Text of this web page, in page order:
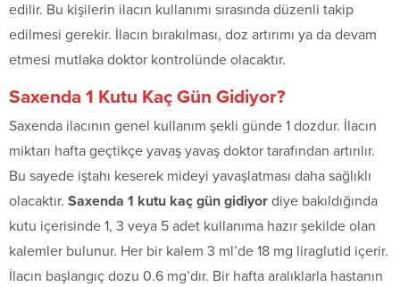
edilir. Bu kişilerin ilacın kullanımı sırasında düzenli takip
edilmesi gerekir. İlacın bırakılması, doz artırımı ya da devam
etmesi mutlaka doktor kontrolünde olacaktır.
Saxenda 1 Kutu Kaç Gün Gidiyor?
Saxenda ilacının genel kullanım şekli günde 1 dozdur. İlacın
miktarı hafta geçtikçe yavaş yavaş doktor tarafından artırılır.
Bu sayede iştahı keserek mideyi yavaşlatması daha sağlıklı
olacaktır. Saxenda 1 kutu kaç gün gidiyor diye bakıldığında
kutu içerisinde 1, 3 veya 5 adet kullanıma hazır şekilde olan
kalemler bulunur. Her bir kalem 3 ml’de 18 mg liraglutid içerir.
İlacın başlangıç dozu 0.6 mg’dır. Bir hafta aralıklarla hastanın